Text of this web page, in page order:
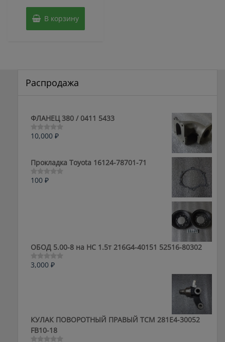
В корзину
Распродажа
ФЛАНЕЦ 380 / 0411 5433
Оценка
5
10,000 ₽
Прокладка Toyota 16124-78701-71
Оценка
100 ₽
ОБОД 5.00-8 на HC 1.5т 216G4-40151 52516-80302
Оценка
3,000 ₽
КУЛАК ПОВОРОТНЫЙ ПРАВЫЙ ТСМ 281E4-30052
FB10-18